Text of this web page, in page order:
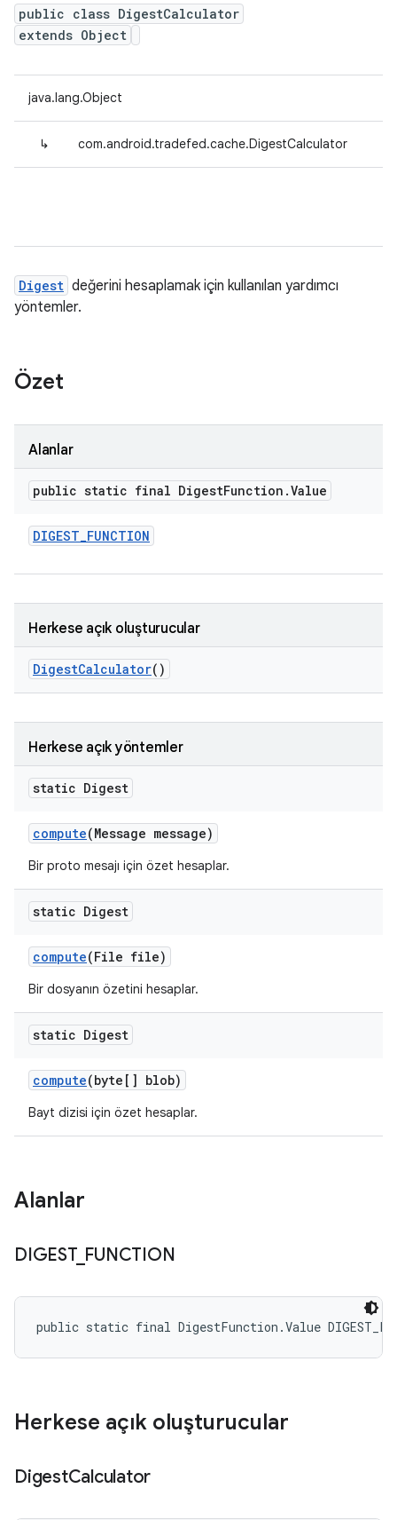
public class DigestCalculator
extends Object
java.lang.Object
↳ com.android.tradefed.cache.DigestCalculator
Digest değerini hesaplamak için kullanılan yardımcı
yöntemler.
Özet
Alanlar
public static final DigestFunction .Value
DIGEST_FUNCTION
Herkese açık oluşturucular
DigestCalculator()
Herkese açık yöntemler
static Digest
compute(Message message)
Bir proto mesajı için özet hesaplar.
static Digest
compute(File file)
Bir dosyanın özetini hesaplar.
static Digest
compute(byte[] blob)
Bayt dizisi için özet hesaplar.
Alanlar
DIGEST_ FUNCTION
public static final DigestFunction.Value
Herkese açık oluşturucular
DigestCalculator